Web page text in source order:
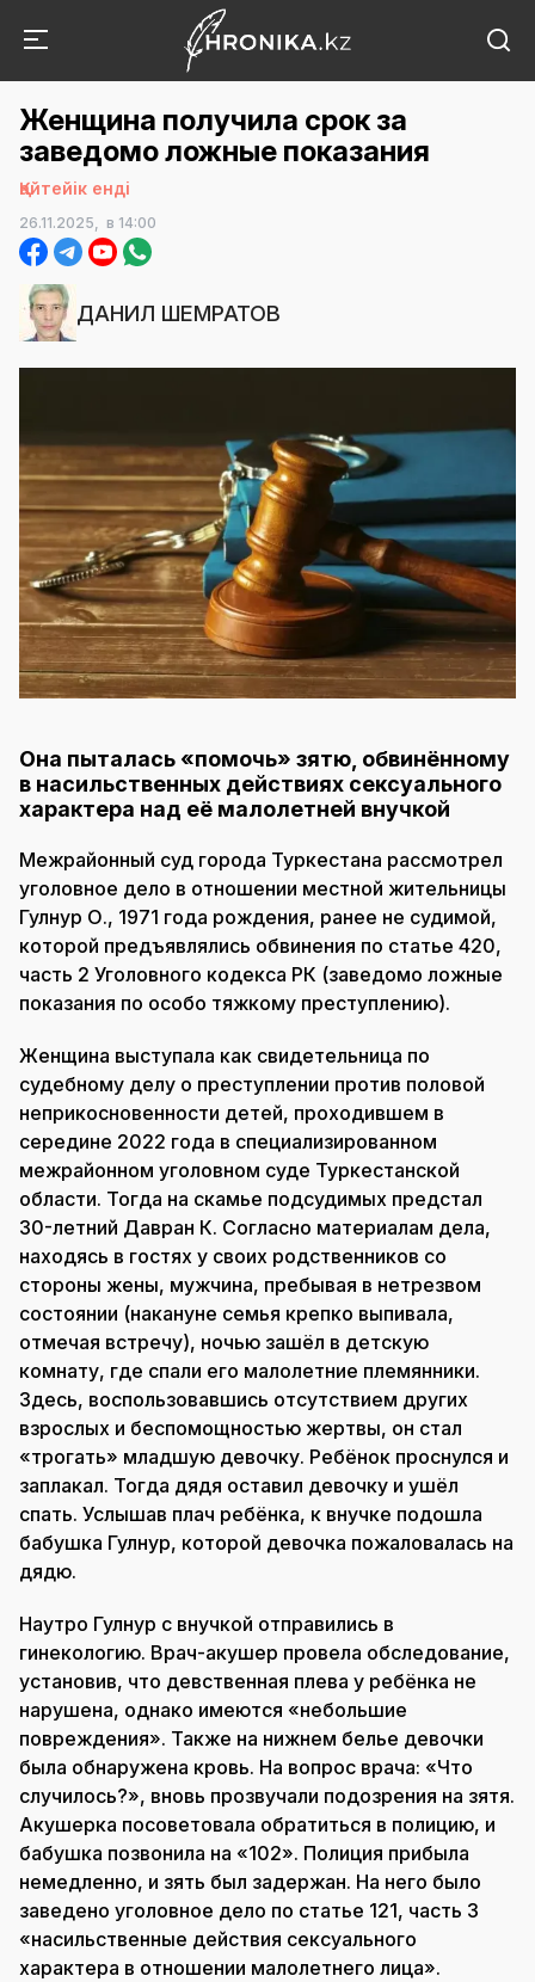
Женщина получила срок за
заведомо ложные показания
Қайтейік енді
26.11.2025, в 14:00
ДАНИЛ ШЕМРАТОВ
Она пыталась «помочь» зятю, обвинённому
в насильственных действиях сексуального
характера над её малолетней внучкой
Межрайонный суд города Туркестана рассмотрел
уголовное дело в отношении местной жительницы
Гулнур О., 1971 года рождения, ранее не судимой,
которой предъявлялись обвинения по статье 420,
часть 2 Уголовного кодекса РК (заведомо ложные
показания по особо тяжкому преступлению).
Женщина выступала как свидетельница по
судебному делу о преступлении против половой
неприкосновенности детей, проходившем в
середине 2022 года в специализированном
межрайонном уголовном суде Туркестанской
области. Тогда на скамье подсудимых предстал
30-летний Давран К. Согласно материалам дела,
находясь в гостях у своих родственников со
стороны жены, мужчина, пребывая в нетрезвом
состоянии (накануне семья крепко выпивала,
отмечая встречу), ночью зашёл в детскую
комнату, где спали его малолетние племянники.
Здесь, воспользовавшись отсутствием других
взрослых и беспомощностью жертвы, он стал
«трогать» младшую девочку. Ребёнок проснулся и
заплакал. Тогда дядя оставил девочку и ушёл
спать. Услышав плач ребёнка, к внучке подошла
бабушка Гулнур, которой девочка пожаловалась на
дядю.
Наутро Гулнур с внучкой отправились в
гинекологию. Врач-акушер провела обследование,
установив, что девственная плева у ребёнка не
нарушена, однако имеются «небольшие
повреждения». Также на нижнем белье девочки
была обнаружена кровь. На вопрос врача: «Что
случилось?», вновь прозвучали подозрения на зятя.
Акушерка посоветовала обратиться в полицию, и
бабушка позвонила на «102». Полиция прибыла
немедленно, и зять был задержан. На него было
заведено уголовное дело по статье 121, часть 3
«насильственные действия сексуального
характера в отношении малолетнего лица».